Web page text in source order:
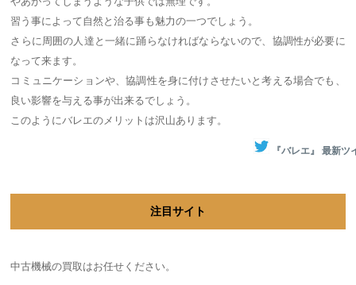
習う事によって自然と治る事も魅力の一つでしょう。
さらに周囲の人達と一緒に踊らなければならないので、協調性が必要に
なって来ます。
コミュニケーションや、協調性を身に付けさせたいと考える場合でも、
良い影響を与える事が出来るでしょう。
このようにバレエのメリットは沢山あります。
『バレエ』 最新ツ
注目サイト
中古機械の買取はお任せください。